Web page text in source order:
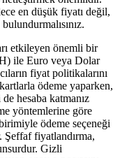
en düşük fiyatı değil,
etkileyen önemli bir
ile Euro veya Dolar
fiyat politikalarını
ödeme yaparken,
hesaba katmanız
yöntemlerine göre
ödeme seçeneği
Şeffaf fiyatlandırma,
Gizli